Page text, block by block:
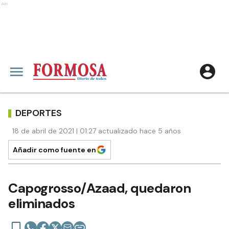
Ads
DEPORTES
18 de abril de 2021 | 01:27 actualizado hace 5 años
Añadir como fuente en
Capogrosso/Azaad, quedaron
eliminados